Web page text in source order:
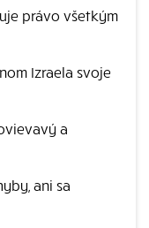
právo všetkým
Izraela svoje
a
ani sa